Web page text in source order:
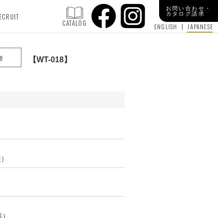
CATALOG ENGLISH JAPANESE
お問い合わせ・
カタログ請求
WT-018